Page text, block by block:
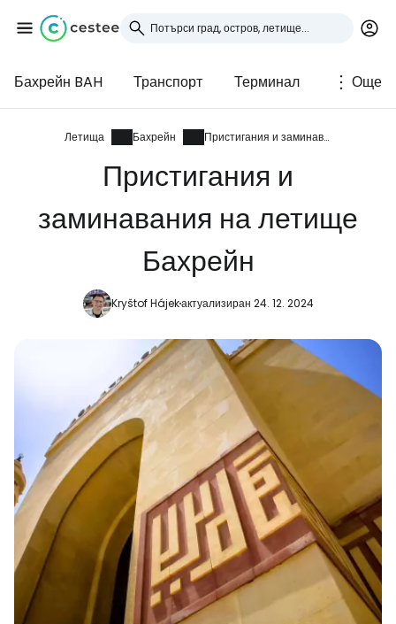
Бахрейн BAH Транспорт Терминал Още
Летища Бахрейн Пристигания и заминавания
Пристигания и
заминавания на летище
Бахрейн
Kryštof Hájekактуализиран 24. 12. 2024
Влезте в Cestee
... световната общност на туристите
Продължете с Facebook
Продължете с имейл